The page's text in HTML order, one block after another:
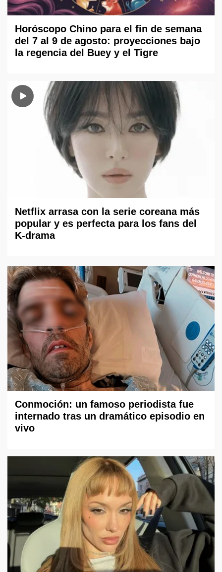
Horóscopo Chino para el fin de semana
del 7 al 9 de agosto: proyecciones bajo
la regencia del Buey y el Tigre
Netflix arrasa con la serie coreana más
popular y es perfecta para los fans del
K-drama
Conmoción: un famoso periodista fue
internado tras un dramático episodio en
vivo